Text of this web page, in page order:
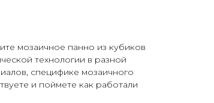
мозаичное панно из кубиков
технологии в разной
специфике мозаичного
и поймете как работали